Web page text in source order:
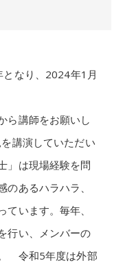
なり、2024年1月
ら講師をお願いし
講演していただい
」は現場経験を問
あるハラハラ、
ています。毎年、
行い、メンバーの
令和5年度は外部